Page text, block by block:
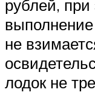
рублей,
выполнение
не
лодок не